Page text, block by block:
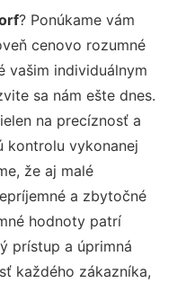
? Ponúkame vám
cenovo rozumné
vašim individuálnym
sa nám ešte dnes.
na precíznosť a
kontrolu vykonanej
že aj malé
a zbytočné
hodnoty patrí
prístup a úprimná
každého zákazníka,